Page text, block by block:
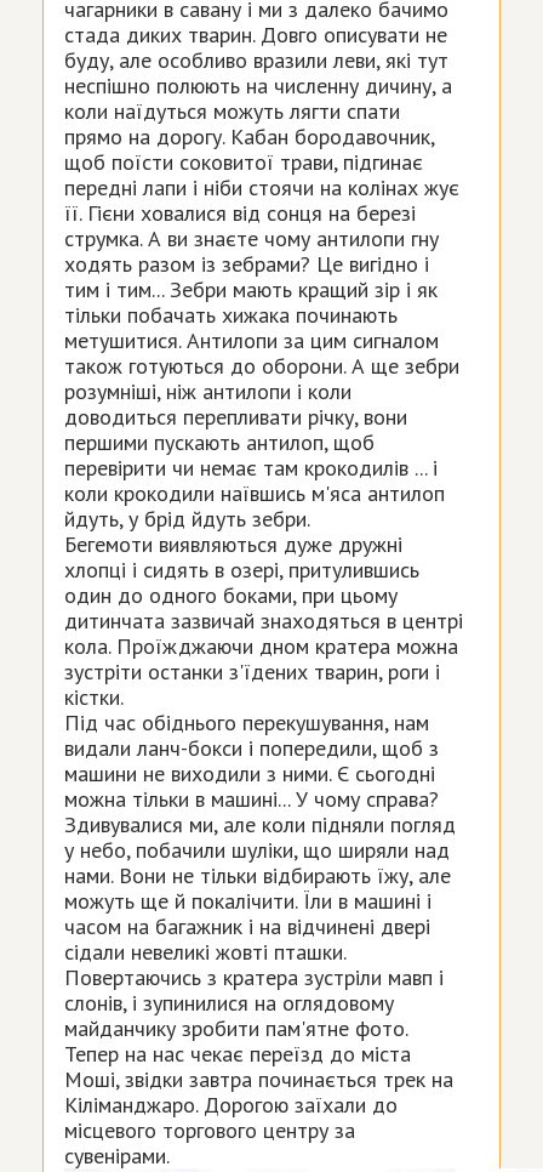
чагарники в савану і ми з далеко бачимо
стада диких тварин. Довго описувати не
буду, але особливо вразили леви, які тут
неспішно полюють на численну дичину, а
коли наїдуться можуть лягти спати
прямо на дорогу. Кабан бородавочник,
щоб поїсти соковитої трави, підгинає
передні лапи і ніби стоячи на колінах жує
її. Гієни ховалися від сонця на березі
струмка. А ви знаєте чому антилопи гну
ходять разом із зебрами? Це вигідно і
тим і тим... Зебри мають кращий зір і як
тільки побачать хижака починають
метушитися. Антилопи за цим сигналом
також готуються до оборони. А ще зебри
розумніші, ніж антилопи і коли
доводиться перепливати річку, вони
першими пускають антилоп, щоб
перевірити чи немає там крокодилів ... і
коли крокодили наївшись м'яса антилоп
йдуть, у брід йдуть зебри.
Бегемоти виявляються дуже дружні
хлопці і сидять в озері, притулившись
один до одного боками, при цьому
дитинчата зазвичай знаходяться в центрі
кола. Проїжджаючи дном кратера можна
зустріти останки з'їдених тварин, роги і
кістки.
Під час обіднього перекушування, нам
видали ланч-бокси і попередили, щоб з
машини не виходили з ними. Є сьогодні
можна тільки в машині... У чому справа?
Здивувалися ми, але коли підняли погляд
у небо, побачили шуліки, що ширяли над
нами. Вони не тільки відбирають їжу, але
можуть ще й покалічити. Їли в машині і
часом на багажник і на відчинені двері
сідали невеликі жовті пташки.
Повертаючись з кратера зустріли мавп і
слонів, і зупинилися на оглядовому
майданчику зробити пам'ятне фото.
Тепер на нас чекає переїзд до міста
Моші, звідки завтра починається трек на
Кіліманджаро. Дорогою заїхали до
місцевого торгового центру за
сувенірами.